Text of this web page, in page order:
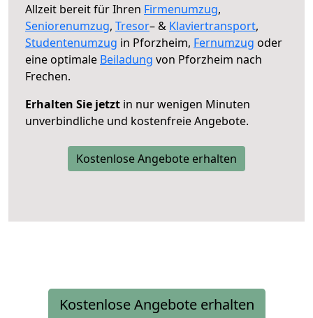
Allzeit bereit für Ihren Firmenumzug,
Seniorenumzug, Tresor– & Klaviertransport,
Studentenumzug in Pforzheim, Fernumzug oder
eine optimale Beiladung von Pforzheim nach
Frechen.
Erhalten Sie jetzt in nur wenigen Minuten
unverbindliche und kostenfreie Angebote.
Kostenlose Angebote erhalten
Kostenlose Angebote erhalten